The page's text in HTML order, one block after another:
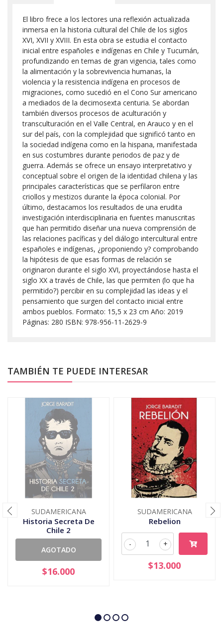
El libro frece a los lectores una reflexión actualizada
inmersa en la historia cultural del Chile de los siglos
XVI, XVII y XVIII. En esta obra se estudia el contacto
inicial entre españoles e indígenas en Chile y Tucumán,
profundizando en temas de gran vigencia, tales como
la alimentación y la sobrevivencia humanas, la
violencia y la resistencia indígena en procesos de
migraciones, como sucedió en el Cono Sur americano
a mediados de la decimosexta centuria. Se abordan
también diversos procesos de aculturación y
transculturación en el Valle Central, en Arauco y en el
sur del país, con la complejidad que significó tanto en
la sociedad indígena como en la hispana, manifestada
en sus costumbres durante periodos de paz y de
guerra. Además se ofrece un ensayo interpretativo y
conceptual sobre el origen de la identidad chilena y las
principales características que se perfilaron entre
criollos y mestizos durante la época colonial. Por
último, destacamos los resultados de una erudita
investigación interdisciplinaria en fuentes manuscritas
que han permitido diseñar una nueva comprensión de
las relaciones pacíficas y del diálogo intercultural entre
españoles e indígenas, ¿proponiendo y? comprobando
la hipótesis de que esas formas de relación se
originaron durante el siglo XVI, proyectándose hasta el
siglo XX a través de Chile, las que permiten (lo que ha
permitido?) percibir en su complejidad las ideas y el
pensamiento que surgen del contacto inicial entre
ambos pueblos. Formato: 15,5 x 23 cm Año: 2019
Páginas: 280 ISBN: 978-956-11-2629-9
TAMBIÉN TE PUEDE INTERESAR
SUDAMERICANA
Historia Secreta De
Chile 2
AGOTADO
$16.000
SUDAMERICANA
Rebelion
+
-
$13.000